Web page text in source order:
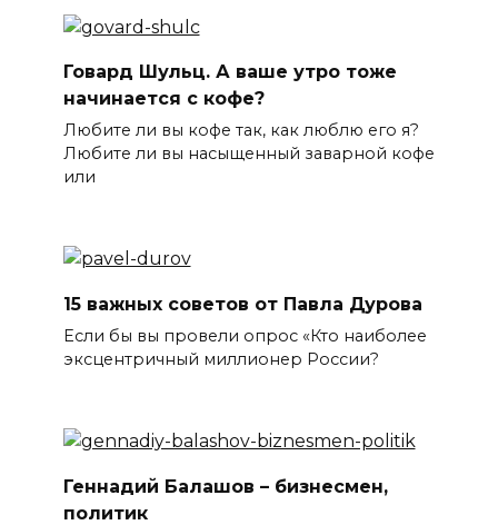
Говард Шульц. А ваше утро тоже
начинается с кофе?
Любите ли вы кофе так, как люблю его я?
Любите ли вы насыщенный заварной кофе
или
15 важных советов от Павла Дурова
Если бы вы провели опрос «Кто наиболее
эксцентричный миллионер России?
Геннадий Балашов – бизнесмен,
политик